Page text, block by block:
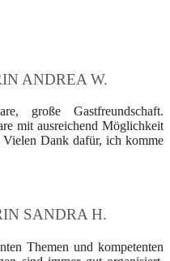
ANDREA W.
große Gastfreundschaft.
mit ausreichend Möglichkeit
Dank dafür, ich komme
SANDRA H.
Themen und kompetenten